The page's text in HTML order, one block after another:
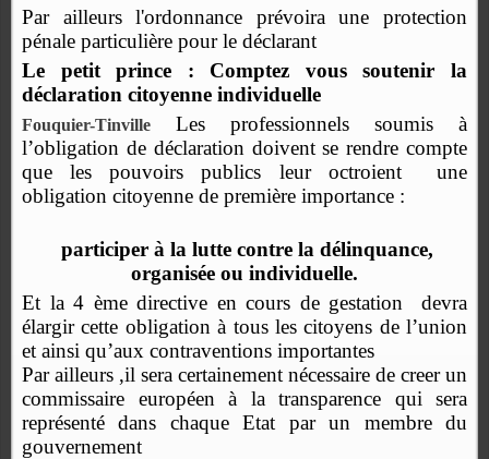
Par ailleurs l'ordonnance prévoira une protection
pénale particulière pour le déclarant
Le petit prince : Comptez vous soutenir la
déclaration citoyenne individuelle
Fouquier-Tinville
Les professionnels soumis à
l’obligation de déclaration doivent se rendre compte
que les pouvoirs publics leur octroient
une
obligation citoyenne de première importance :
participer à la lutte contre la délinquance,
organisée ou individuelle.
Et la 4 ème directive en cours de gestation devra
élargir cette obligation à tous les citoyens de l’union
et ainsi qu’aux contraventions importantes
Par ailleurs ,il sera certainement nécessaire de creer un
commissaire européen à la transparence qui sera
représenté dans chaque Etat par un membre du
gouvernement